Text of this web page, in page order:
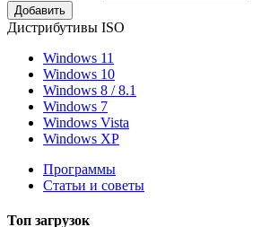
Добавить
Дистрибутивы ISO
Windows 11
Windows 10
Windows 8 / 8.1
Windows 7
Windows Vista
Windows XP
Программы
Статьи и советы
Топ загрузок